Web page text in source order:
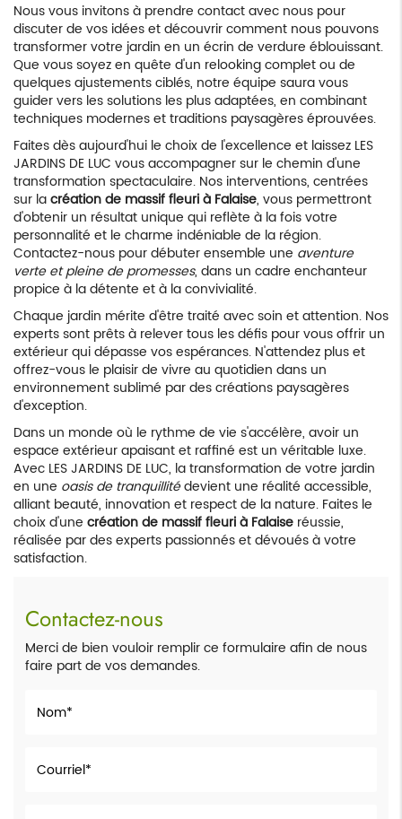
Nous vous invitons à prendre contact avec nous pour
discuter de vos idées et découvrir comment nous pouvons
transformer votre jardin en un écrin de verdure éblouissant.
Que vous soyez en quête d'un relooking complet ou de
quelques ajustements ciblés, notre équipe saura vous
guider vers les solutions les plus adaptées, en combinant
techniques modernes et traditions paysagères éprouvées.
Faites dès aujourd'hui le choix de l'excellence et laissez LES
JARDINS DE LUC vous accompagner sur le chemin d'une
transformation spectaculaire. Nos interventions, centrées
sur lacréation de massif fleuri à Falaise, vous permettront
d'obtenir un résultat unique qui reflète à la fois votre
personnalité et le charme indéniable de la région.
Contactez-nous pour débuter ensemble une aventure
verte et pleine de promesses, dans un cadre enchanteur
propice à la détente et à la convivialité.
Chaque jardin mérite d'être traité avec soin et attention. Nos
experts sont prêts à relever tous les défis pour vous offrir un
extérieur qui dépasse vos espérances. N'attendez plus et
offrez-vous le plaisir de vivre au quotidien dans un
environnement sublimé par des créations paysagères
d'exception.
Dans un monde où le rythme de vie s'accélère, avoir un
espace extérieur apaisant et raffiné est un véritable luxe.
Avec LES JARDINS DE LUC, la transformation de votre jardin
en une oasis de tranquillitédevient une réalité accessible,
alliant beauté, innovation et respect de la nature. Faites le
choix d'une création de massif fleuri à Falaise réussie,
réalisée par des experts passionnés et dévoués à votre
satisfaction.
Contactez-nous
Merci de bien vouloir remplir ce formulaire afin de nous
faire part de vos demandes.